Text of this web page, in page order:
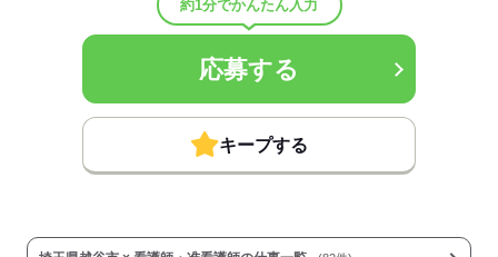
特技～当 30,000円
夜勤～当：60,000円（夜勤4回を想定）
住宅～当：8,500円 （～世帯主）
賞与：1,220,000円（計算～法：昨年実績4ヶ～で算出）
賞与～給～（算定期間）：7～（11/16-5/15）、12～（5/16-11/15）
【その他福利厚生】
■その他手当：
約1分でかんたん入力
応募する
キープする